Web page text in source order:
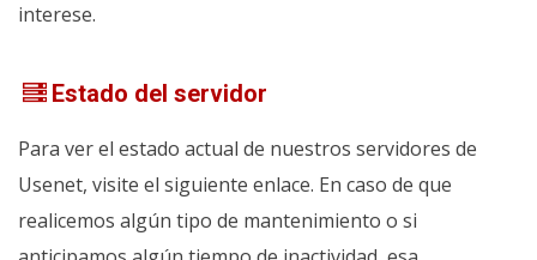
interese.
Estado del servidor
Para ver el estado actual de nuestros servidores de
Usenet, visite el siguiente enlace. En caso de que
realicemos algún tipo de mantenimiento o si